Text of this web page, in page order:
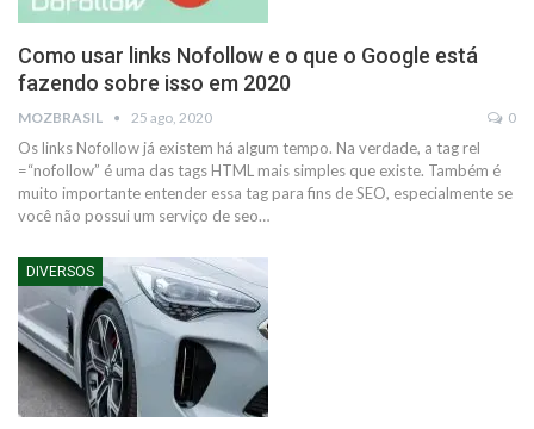
Como usar links Nofollow e o que o Google está
fazendo sobre isso em 2020
MOZBRASIL 25 ago, 2020 0
Os links Nofollow já existem há algum tempo. Na verdade, a tag rel
=“nofollow” é uma das tags HTML mais simples que existe. Também é
muito importante entender essa tag para fins de SEO, especialmente se
você não possui um serviço de seo…
DIVERSOS